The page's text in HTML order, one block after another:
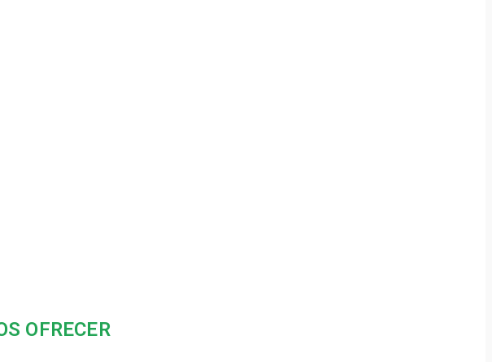
OFRECER